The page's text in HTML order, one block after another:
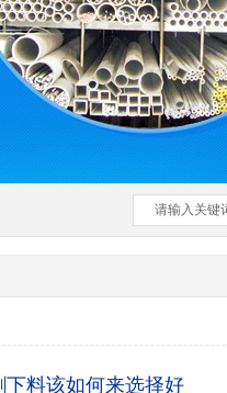
料该如何来选择好